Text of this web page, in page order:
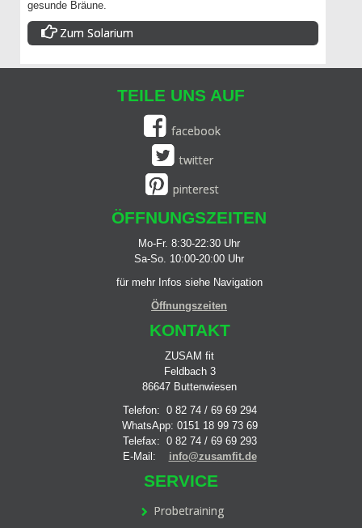
gesunde Bräune.
Zum Solarium
TEILE UNS AUF
facebook
twitter
pinterest
ÖFFNUNGSZEITEN
Mo-Fr. 8:30-22:30 Uhr
Sa-So. 10:00-20:00 Uhr
für mehr Infos siehe Navigation
Öffnungszeiten
KONTAKT
ZUSAM fit
Feldbach 3
86647 Buttenwiesen
Telefon: 0 82 74 / 69 69 294
WhatsApp: 0151 18 99 73 69
Telefax: 0 82 74 / 69 69 293
E-Mail: info@zusamfit.de
SERVICE
Probetraining